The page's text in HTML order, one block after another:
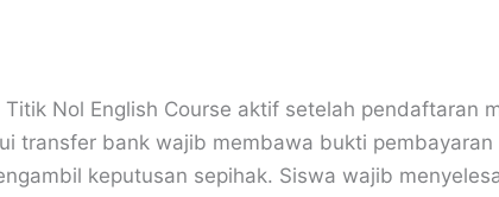
Nol English Course aktif setelah pendaftaran
transfer bank wajib membawa bukti
keputusan sepihak. Siswa wajib